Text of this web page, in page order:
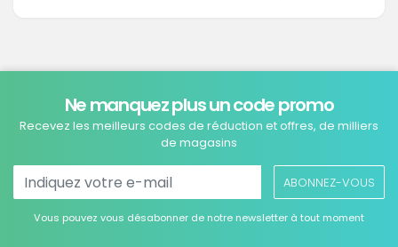
Ne manquez plus un code promo
Recevez les meilleurs codes de réduction et offres, de milliers
de magasins
ABONNEZ-VOUS
Vous pouvez vous désabonner de notre newsletter à tout moment